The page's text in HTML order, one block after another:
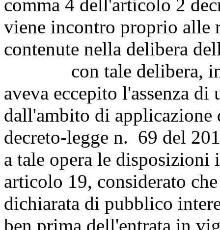
comma 4 dell'articolo 2
viene incontro proprio alle
contenute nella delibera
con tale delibera,
aveva eccepito l'assenza di
dall'ambito di
decreto-legge n. 69 del
a tale opera le
articolo 19, considerato
dichiarata di pubblico
ben prima dell'entrata in